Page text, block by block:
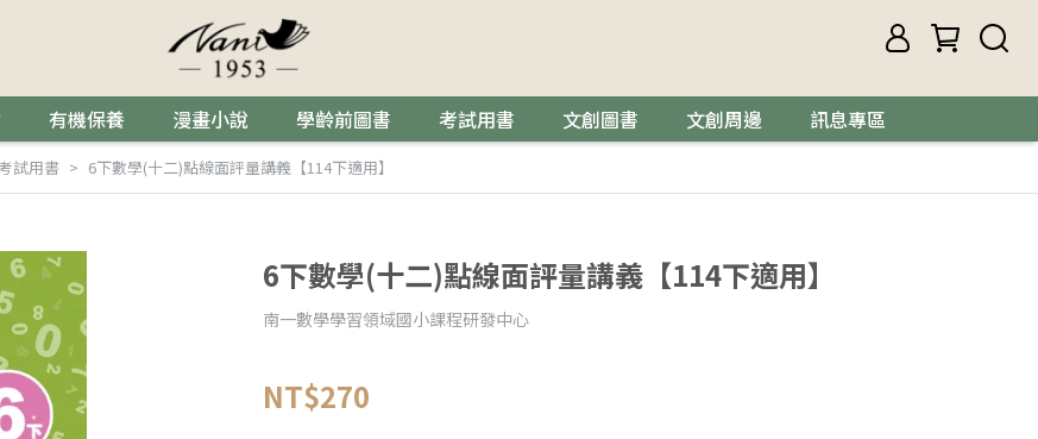
有機保養 漫畫小說 學齡前圖書 考試用書 文創圖書 文創周邊 訊息專區
試用書 6下數學(十二)點線面評量講義【114下適用】
6下數學(十二)點線面評量講義【114下適用】
南一數學學習領域國小課程研發中心
NT$270